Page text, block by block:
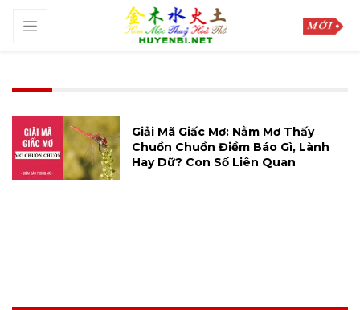
Giải Mã Giấc Mơ: Nằm Mơ Thấy
Chuồn Chuồn Điềm Báo Gì, Lành
Hay Dữ? Con Số Liên Quan